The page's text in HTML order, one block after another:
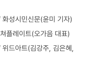
성시민신문(윤미 기자)
플레이트(오가음 대표)
드아트(김강주, 김은혜,